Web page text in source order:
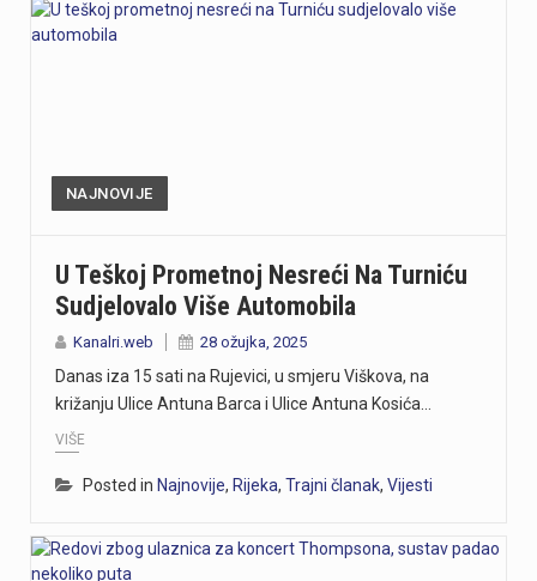
NAJNOVIJE
U Teškoj Prometnoj Nesreći Na Turniću
Sudjelovalo Više Automobila
Kanalri.web 28 ožujka, 2025
Danas iza 15 sati na Rujevici, u smjeru Viškova, na
križanju Ulice Antuna Barca i Ulice Antuna Kosića…
VIŠE
Posted in Najnovije, Rijeka, Trajni članak, Vijesti